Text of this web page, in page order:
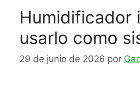
Humidificador
usarlo como
29 de junio de 2026 por